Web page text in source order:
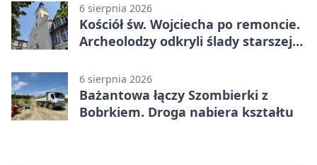
6 sierpnia 2026
Kościół św. Wojciecha po remoncie.
Archeolodzy odkryli ślady starszej
6 sierpnia 2026
Bażantowa łączy Szombierki z
Bobrkiem. Droga nabiera kształtu